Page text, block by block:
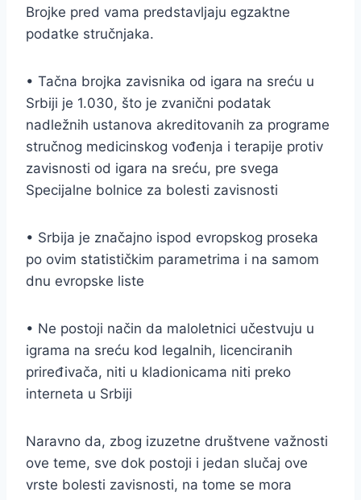
Brojke pred vama predstavljaju egzaktne
podatke stručnjaka.
• Tačna brojka zavisnika od igara na sreću u
Srbiji je 1.030, što je zvanični podatak
nadležnih ustanova akreditovanih za programe
stručnog medicinskog vođenja i terapije protiv
zavisnosti od igara na sreću, pre svega
Specijalne bolnice za bolesti zavisnosti
• Srbija je značajno ispod evropskog proseka
po ovim statističkim parametrima i na samom
dnu evropske liste
• Ne postoji način da maloletnici učestvuju u
igrama na sreću kod legalnih, licenciranih
priređivača, niti u kladionicama niti preko
interneta u Srbiji
Naravno da, zbog izuzetne društvene važnosti
ove teme, sve dok postoji i jedan slučaj ove
vrste bolesti zavisnosti, na tome se mora